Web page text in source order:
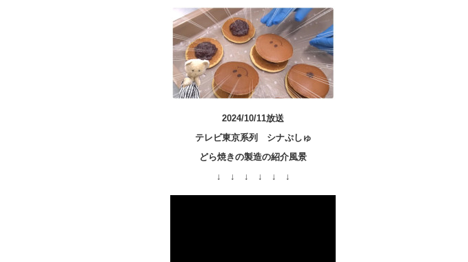
2024/10/11放送
テレビ東京系列 シナぷしゅ
どら焼きの製造の紹介風景
↓ ↓ ↓ ↓ ↓ ↓